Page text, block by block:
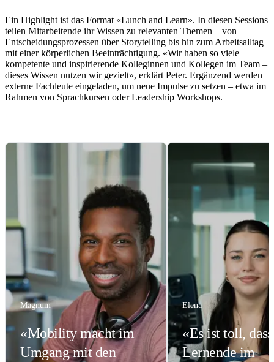
Ein Highlight ist das Format «Lunch and Learn». In diesen Sessions
teilen Mitarbeitende ihr Wissen zu relevanten Themen – von
Entscheidungsprozessen über Storytelling bis hin zum Arbeitsalltag
mit einer körperlichen Beeinträchtigung. «Wir haben so viele
kompetente und inspirierende Kolleginnen und Kollegen im Team –
dieses Wissen nutzen wir gezielt», erklärt Peter. Ergänzend werden
externe Fachleute eingeladen, um neue Impulse zu setzen – etwa im
Rahmen von Sprachkursen oder Leadership Workshops.
Magnum
«Mobility macht im
Umgang mit den
Elena
«Es ist toll,
Lernende im